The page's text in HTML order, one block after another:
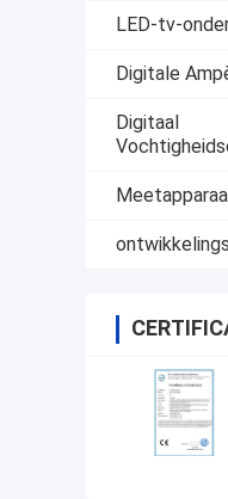
LED-tv-
Digitale
Digitaal